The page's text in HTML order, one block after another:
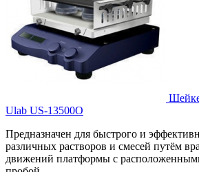
Ulab US-13500O
Предназначен для быстрого и
различных растворов и смесей путём
движений платформы с